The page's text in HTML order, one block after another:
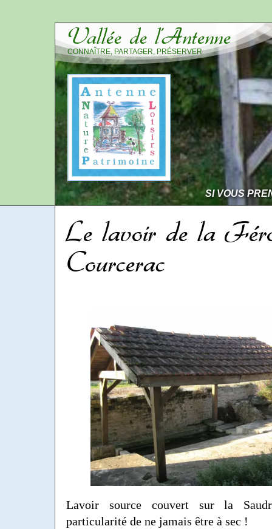
Vallée de l’Antenne
CONNAÎTRE, PARTAGER, PRÉSERVER
SI VOUS
Le lavoir de la
Courcerac
Lavoir source couvert sur la
particularité de ne jamais être à sec !